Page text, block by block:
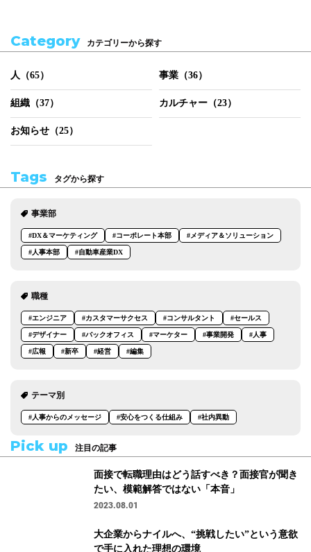
Category カテゴリーから探す
人（65） 事業（36）
組織（37） カルチャー（23）
お知らせ（25）
Tags タグから探す
事業部
#DX＆マーケティング #コーポレート本部 #メディア＆ソリューション
#人事本部 #自動車産業DX
職種
#エンジニア #カスタマーサクセス #コンサルタント #セールス
#デザイナー #バックオフィス #マーケター #事業開発 #人事
#広報 #新卒 #経営 #編集
テーマ別
#人事からのメッセージ #安心をつくる仕組み #社内異動
Pick up 注目の記事
面接で転職理由はどう話すべき？面接官が聞き
たい、模範解答ではない「本音」
2023.08.01
大企業からナイルへ、“挑戦したい”という意欲
で手に入れた理想の環境